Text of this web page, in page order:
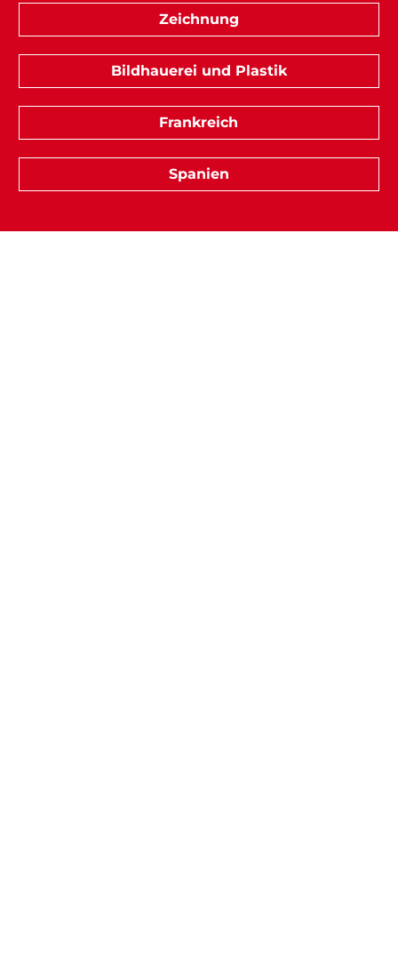
Zeichnung
Bildhauerei und Plastik
Frankreich
Spanien